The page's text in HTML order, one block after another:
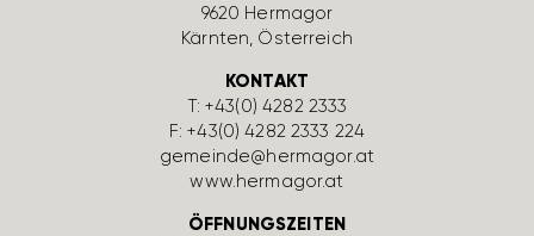
9620 Hermagor
Kärnten, Öster­reich
KONTAKT
T:+43(0) 4282 2333
F: +43(0) 4282 2333 224
gemeinde@hermagor.at
www.hermagor.at
ÖFFNUNGSZEITEN